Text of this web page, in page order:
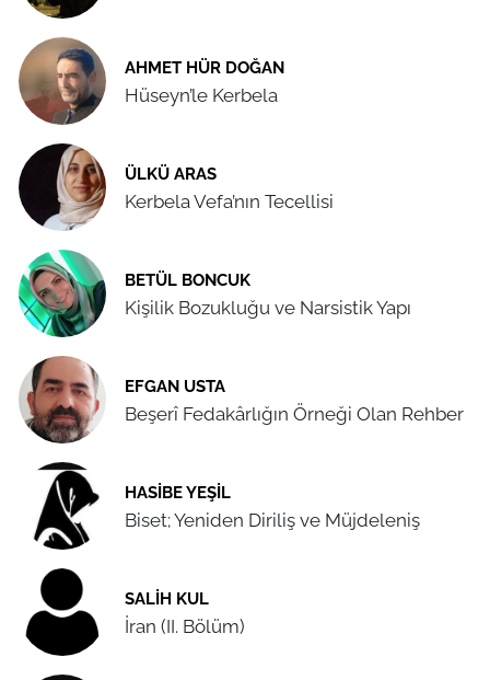
AHMET HÜR DOĞAN
Hüseyn’le Kerbela
ÜLKÜ ARAS
Kerbela Vefa’nın Tecellisi
BETÜL BONCUK
Kişilik Bozukluğu ve Narsistik Yapı
EFGAN USTA
Beşerî Fedakârlığın Örneği Olan Rehber
HASIBE YEŞIL
Biset; Yeniden Diriliş ve Müjdeleniş
SALIH KUL
İran (II. Bölüm)